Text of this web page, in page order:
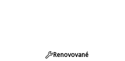
Renovované